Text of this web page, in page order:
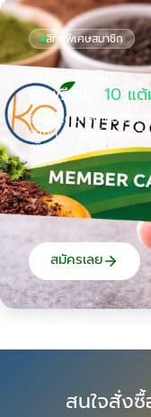
สิทธิพิเศษสมาชิก
สมัครสมาชิก
รับฟรีทันที 10 แ
สะสมแต้มแลกของราง
ต่างๆ มีสิทธิพิเศษรออ
เพียบ
สมัครเลย
สนใจสั่ง